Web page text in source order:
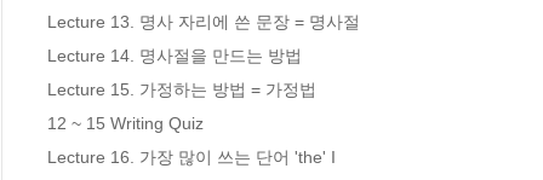
Lecture 13. 명사 자리에 쓴 문장 = 명사절
Lecture 14. 명사절을 만드는 방법
Lecture 15. 가정하는 방법 = 가정법
12 ~ 15 Writing Quiz
Lecture 16. 가장 많이 쓰는 단어 'the' I